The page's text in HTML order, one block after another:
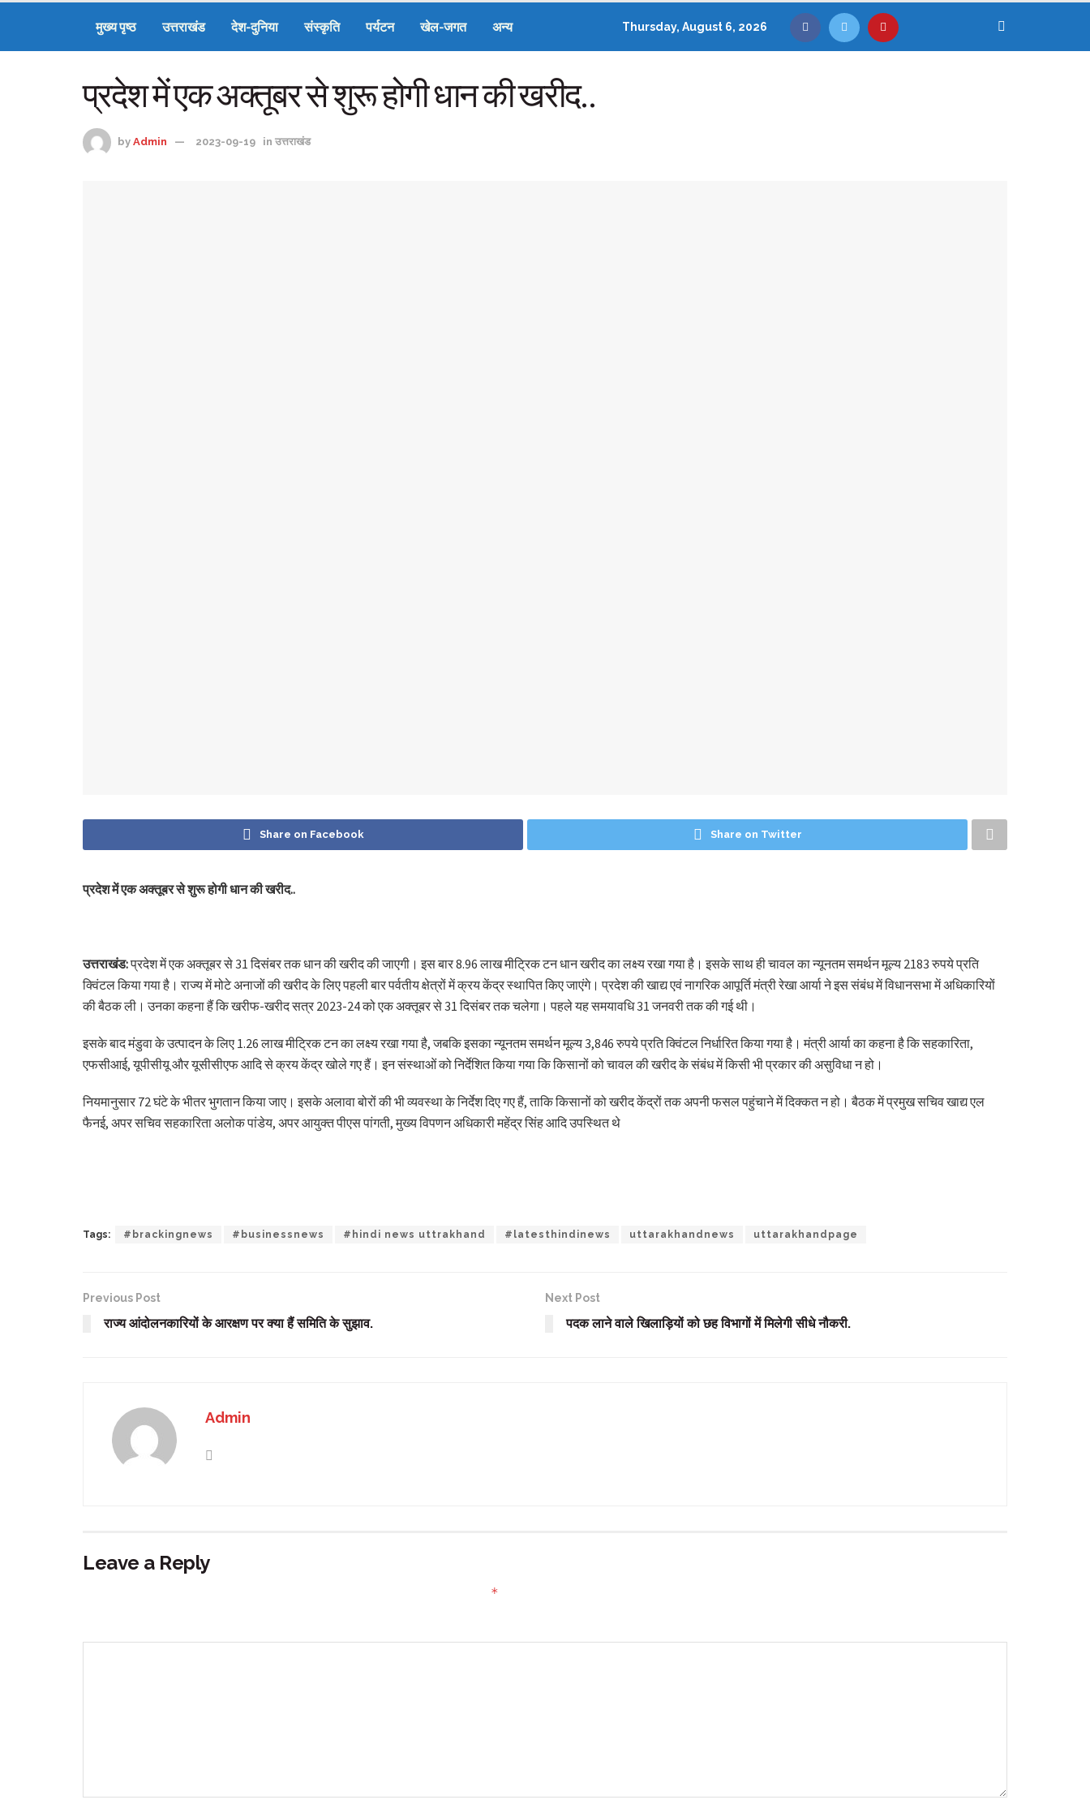
मुख्य पृष्ठ उत्तराखंड देश-दुनिया संस्कृति पर्यटन खेल-जगत अन्य Thursday, August 6, 2026
प्रदेश में एक अक्तूबर से शुरू होगी धान की खरीद..
by Admin 2023-09-19 in उत्तराखंड
Share on Facebook Share on Twitter
प्रदेश में एक अक्तूबर से शुरू होगी धान की खरीद..
उत्तराखंड:प्रदेश में एक अक्तूबर से 31 दिसंबर तक धान की खरीद की जाएगी। इस बार 8.96 लाख मीट्रिक टन धान खरीद का लक्ष्य रखा गया है। इसके साथ ही चावल का न्यूनतम समर्थन मूल्य 2183 रुपये प्रति
क्विंटल किया गया है। राज्य में मोटे अनाजों की खरीद के लिए पहली बार पर्वतीय क्षेत्रों में क्रय केंद्र स्थापित किए जाएंगे। प्रदेश की खाद्य एवं नागरिक आपूर्ति मंत्री रेखा आर्या ने इस संबंध में विधानसभा में अधिकारियों
की बैठक ली। उनका कहना हैं कि खरीफ-खरीद सत्र 2023-24 को एक अक्तूबर से 31 दिसंबर तक चलेगा। पहले यह समयावधि 31 जनवरी तक की गई थी।
इसके बाद मंडुवा के उत्पादन के लिए 1.26 लाख मीट्रिक टन का लक्ष्य रखा गया है, जबकि इसका न्यूनतम समर्थन मूल्य 3,846 रुपये प्रति क्विंटल निर्धारित किया गया है। मंत्री आर्या का कहना है कि सहकारिता,
एफसीआई, यूपीसीयू और यूसीसीएफ आदि से क्रय केंद्र खोले गए हैं। इन संस्थाओं को निर्देशित किया गया कि किसानों को चावल की खरीद के संबंध में किसी भी प्रकार की असुविधा न हो।
नियमानुसार 72 घंटे के भीतर भुगतान किया जाए। इसके अलावा बोरों की भी व्यवस्था के निर्देश दिए गए हैं, ताकि किसानों को खरीद केंद्रों तक अपनी फसल पहुंचाने में दिक्कत न हो। बैठक में प्रमुख सचिव खाद्य एल
फैनई, अपर सचिव सहकारिता अलोक पांडेय, अपर आयुक्त पीएस पांगती, मुख्य विपणन अधिकारी महेंद्र सिंह आदि उपस्थित थे
Tags: #brackingnews #businessnews #hindi news uttrakhand #latesthindinews uttarakhandnews uttarakhandpage
Previous Post
राज्य आंदोलनकारियों के आरक्षण पर क्या हैं समिति के सुझाव.
Next Post
पदक लाने वाले खिलाड़ियों को छह विभागों में मिलेगी सीधे नौकरी.
Admin
Leave a Reply
*